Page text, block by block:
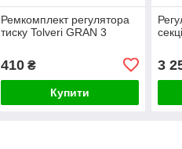
Ремкомплект регулятора
тиску Tolveri GRAN 3
410₴
Купити
3